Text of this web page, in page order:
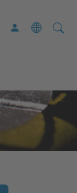
Cerca
C
a
a